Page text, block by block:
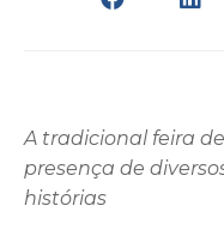
A tradicional feira
presença de
histórias